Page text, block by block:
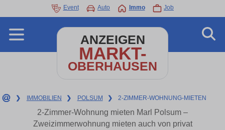
Event Auto Immo Job
ANZEIGEN
MARKT-
OBERHAUSEN
❯ IMMOBILIEN ❯ POLSUM ❯ 2-ZIMMER-WOHNUNG-MIETEN
2-Zimmer-Wohnung mieten Marl Polsum –
Zweizimmerwohnung mieten auch von privat